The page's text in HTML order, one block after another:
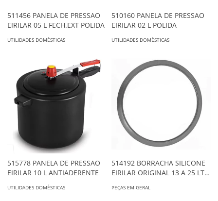
511456 PANELA DE PRESSAO
EIRILAR 05 L FECH.EXT POLIDA
UTILIDADES DOMÉSTICAS
510160 PANELA DE PRESSAO
EIRILAR 02 L POLIDA
UTILIDADES DOMÉSTICAS
515778 PANELA DE PRESSAO
EIRILAR 10 L ANTIADERENTE
UTILIDADES DOMÉSTICAS
514192 BORRACHA SILICONE
EIRILAR ORIGINAL 13 A 25 LTS
PEÇAS EM GERAL